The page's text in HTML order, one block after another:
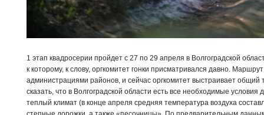
1 этап квадросерии пройдет с 27 по 29 апреля в Волгоградской
к которому, к слову, оргкомитет гонки присматривался давно.
администрациями районов, и сейчас оргкомитет выстраивает общий
сказать, что в Волгоградской области есть все необходимые
теплый климат (в конце апреля средняя температура воздуха